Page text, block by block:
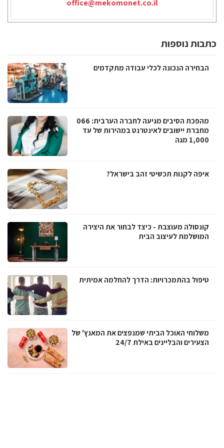
office@mekomonet.co.il
כתבות נוספות
הבחירה הנכונה לכלי עבודה מתקדמים
מהפכת הסיבים מגיעה לחברה הערבית: 066
מחברת יישובים לאינטרנט במהירות של עד
1,000 מגה
איפה לקנות תכשיטי זהב בישראל?
קונסולה מעוצבת - כיצד לבחור את היצירה
המושלמת לעיצוב הבית
טיפול בהתמכרויות: הדרך להחלמה אמיתית
משלוחי האוכל הביתי שמנפצים את המאנץ' של
הצעירים והבליינים באילת 24/7